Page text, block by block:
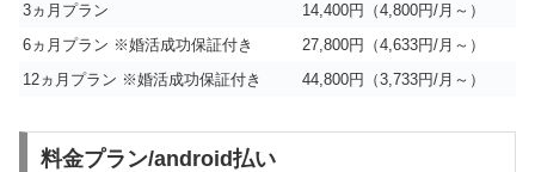
3ヵ月プラン
14,400円（4,800円/月～）
6ヵ月プラン ※婚活成功保証付き
27,800円（4,633円/月～）
12ヵ月プラン ※婚活成功保証付き
44,800円（3,733円/月～）
料金プラン/android払い